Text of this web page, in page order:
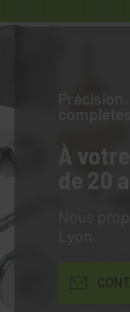
complètes
À
de 20
Nous